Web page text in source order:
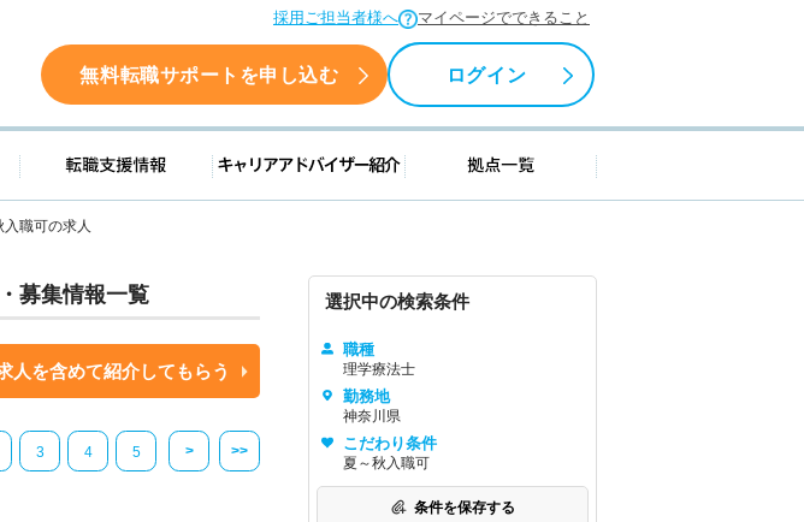
採用ご担当者様へ マイページでできること
941-651 無料転職サポートを申し込む ログイン
転職成功事例 転職支援情報 キャリアアドバイザー紹介 拠点一覧
入職可の求人
募集情報一覧
人を含めて紹介してもらう
3 4 5 > >>
選択中の検索条件
職種
理学療法士
勤務地
神奈川県
こだわり条件
夏～秋入職可
条件を保存する